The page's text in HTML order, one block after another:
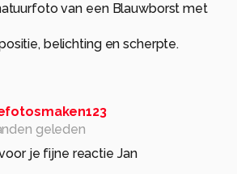
van een Blauwborst met
belichting en scherpte.
geleden
je fijne reactie Jan